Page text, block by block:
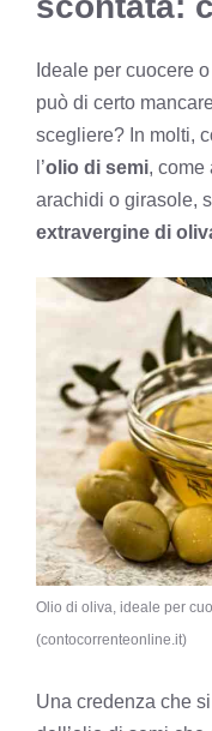
Ideale per cuocere
può di certo
scegliere? In molti,
l’olio di semi, come
arachidi o girasole,
extravergine di
Olio di oliva, ideale per
(contocorrenteonline.it)
Una credenza che